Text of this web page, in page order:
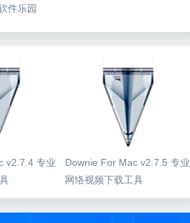
件乐园
v2.7.4 专业
Downie For Mac v2.7.5 专业
网络视频下载工具